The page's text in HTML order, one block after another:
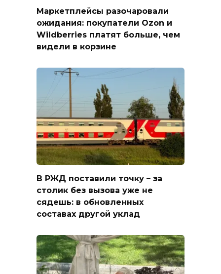
Маркетплейсы разочаровали
ожидания: покупатели Ozon и
Wildberries платят больше, чем
видели в корзине
В РЖД поставили точку – за
столик без вызова уже не
сядешь: в обновленных
составах другой уклад